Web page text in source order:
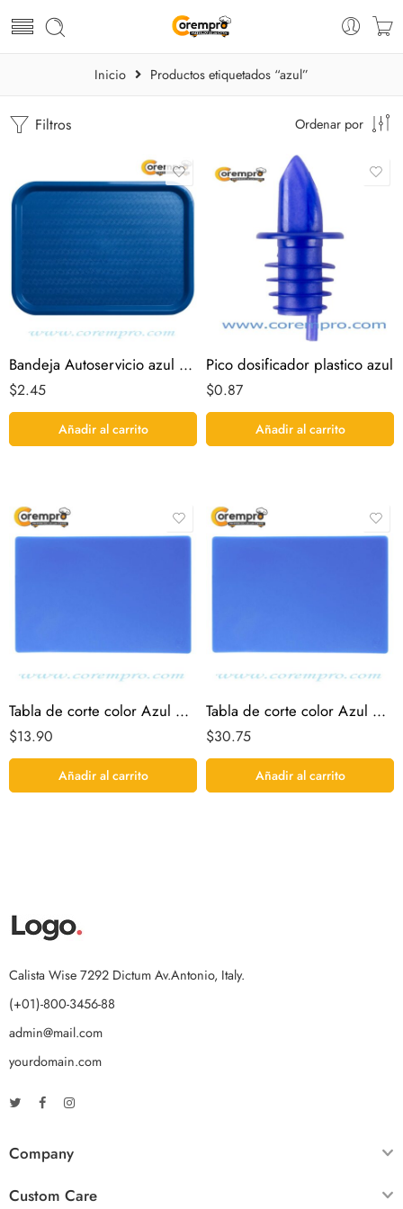
Inicio Productos etiquetados “azul”
Filtros Ordenar por
Bandeja Autoservicio azul 32 cm x 43 cm
$2.45
Añadir al carrito
Pico dosificador plastico azul
$0.87
Añadir al carrito
Tabla de corte color Azul 46*30*1.5 NSF
$13.90
Añadir al carrito
Tabla de corte color Azul 60*46*1 NSF
$30.75
Añadir al carrito
Calista Wise 7292 Dictum Av.Antonio, Italy.
(+01)-800-3456-88
admin@mail.com
yourdomain.com
Company
Custom Care